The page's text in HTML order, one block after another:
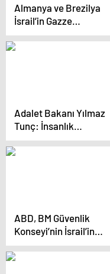
Almanya ve Brezilya
İsrail’in Gazze
saldırısına tepki
gösterdi
Adalet Bakanı Yılmaz
Tunç: İnsanlık
vicdanında İsrail
mahkumdur
ABD, BM Güvenlik
Konseyi’nin İsrail’in
Gazze saldırısına tepki
vermesini engelledi